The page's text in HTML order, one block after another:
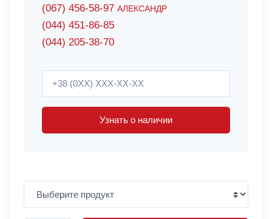
(067) 456-58-97 АЛЕКСАНДР
(044) 451-86-85
(044) 205-38-70
Узнать о наличии